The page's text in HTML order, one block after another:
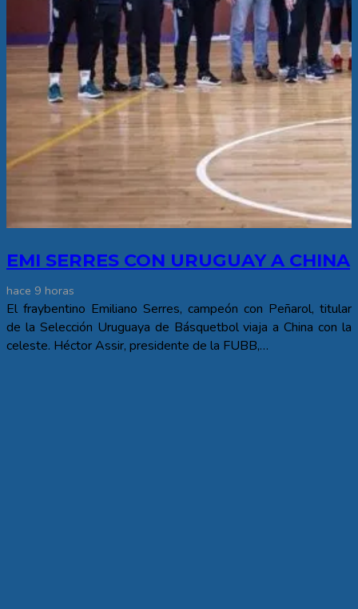
EMI SERRES CON URUGUAY A CHINA
hace 9 horas
El fraybentino Emiliano Serres, campeón con Peñarol, titular
de la Selección Uruguaya de Básquetbol viaja a China con la
celeste. Héctor Assir, presidente de la FUBB,…